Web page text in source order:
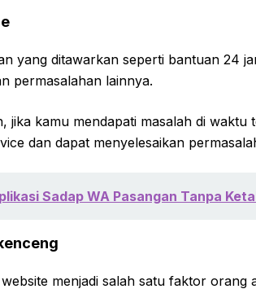
yang ditawarkan seperti bantuan 24
permasalahan lainnya.
jika kamu mendapati masalah di waktu
dan dapat menyelesaikan
Sadap WA Pasangan Tanpa
menjadi salah satu faktor orang